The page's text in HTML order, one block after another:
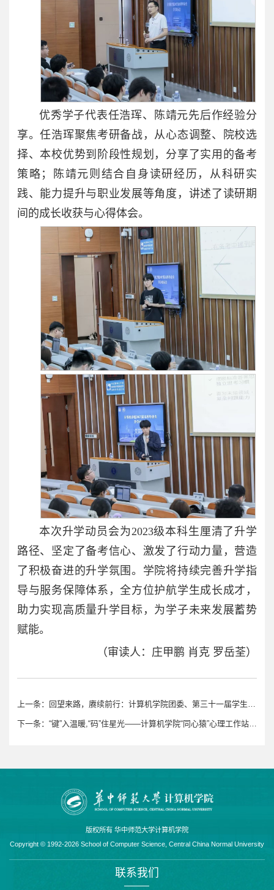
优秀学子代表任浩珲、陈靖元先后作经验分
享。任浩珲聚焦考研备战，从心态调整、院校选
择、本校优势到阶段性规划，分享了实用的备考
策略；陈靖元则结合自身读研经历，从科研实
践、能力提升与职业发展等角度，讲述了读研期
间的成长收获与心得体会。
本次升学动员会为2023级本科生厘清了升学
路径、坚定了备考信心、激发了行动力量，营造
了积极奋进的升学氛围。学院将持续完善升学指
导与服务保障体系，全方位护航学生成长成才，
助力实现高质量升学目标，为学子未来发展蓄势
赋能。
（审读人：庄甲鹏 肖克 罗岳荃）
上一条： 回望来路，赓续前行：计算机学院团委、第三十一届学生会召开述职大会
下一条： “键”入温暖,“码”住星光——计算机学院“同心猿”心理工作站亮相游园会
版权所有 华中师范大学计算机学院
Copyright © 1992-2026 School of Computer Science, Central China Normal University
联系我们